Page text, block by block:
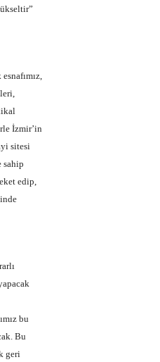
İzmir’in
sitesi
sahip
edip,
bu
Bu
geri